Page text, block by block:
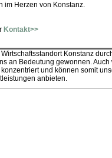
im Herzen von Konstanz.
Kontakt>>
Konstanz
an Bedeutung gewonnen.
und können somit
anbieten.